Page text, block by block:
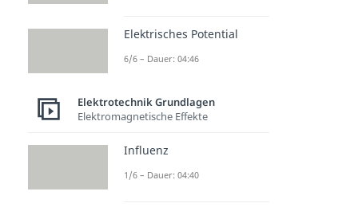
Elektrisches Potential
6/6 – Dauer: 04:46
Elektrotechnik Grundlagen
Elektromagnetische Effekte
Influenz
1/6 – Dauer: 04:40